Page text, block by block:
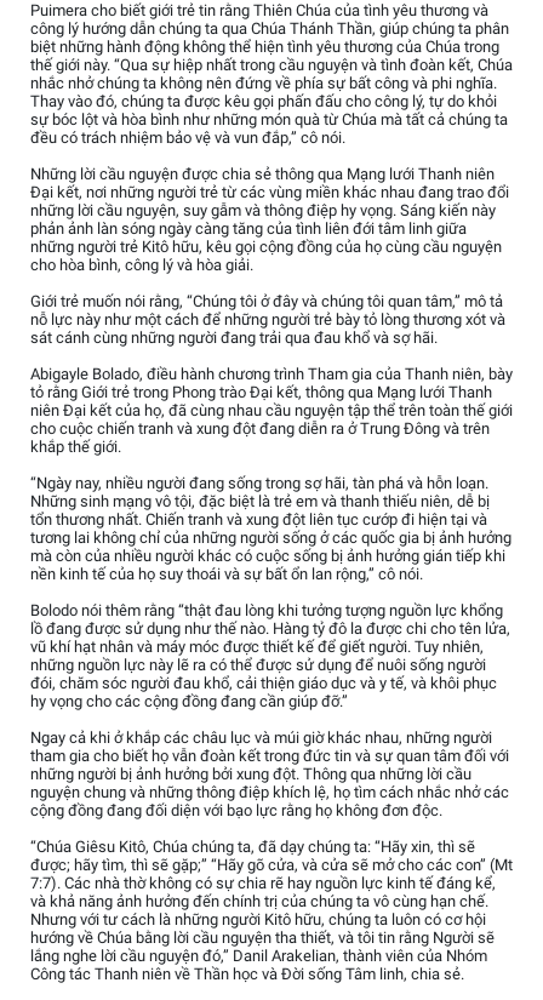
Puimera cho biết giới trẻ tin rằng Thiên Chúa của tình yêu thương và
công lý hướng dẫn chúng ta qua Chúa Thánh Thần, giúp chúng ta phân
biệt những hành động không thể hiện tình yêu thương của Chúa trong
thế giới này. “Qua sự hiệp nhất trong cầu nguyện và tình đoàn kết, Chúa
nhắc nhở chúng ta không nên đứng về phía sự bất công và phi nghĩa.
Thay vào đó, chúng ta được kêu gọi phấn đấu cho công lý, tự do khỏi
sự bóc lột và hòa bình như những món quà từ Chúa mà tất cả chúng ta
đều có trách nhiệm bảo vệ và vun đắp,” cô nói.
Những lời cầu nguyện được chia sẻ thông qua Mạng lưới Thanh niên
Đại kết, nơi những người trẻ từ các vùng miền khác nhau đang trao đổi
những lời cầu nguyện, suy gẫm và thông điệp hy vọng. Sáng kiến này
phản ảnh làn sóng ngày càng tăng của tình liên đới tâm linh giữa
những người trẻ Kitô hữu, kêu gọi cộng đồng của họ cùng cầu nguyện
cho hòa bình, công lý và hòa giải.
Giới trẻ muốn nói rằng, “Chúng tôi ở đây và chúng tôi quan tâm,” mô tả
nỗ lực này như một cách để những người trẻ bày tỏ lòng thương xót và
sát cánh cùng những người đang trải qua đau khổ và sợ hãi.
Abigayle Bolado, điều hành chương trình Tham gia của Thanh niên, bày
tỏ rằng Giới trẻ trong Phong trào Đại kết, thông qua Mạng lưới Thanh
niên Đại kết của họ, đã cùng nhau cầu nguyện tập thể trên toàn thế giới
cho cuộc chiến tranh và xung đột đang diễn ra ở Trung Đông và trên
khắp thế giới.
“Ngày nay, nhiều người đang sống trong sợ hãi, tàn phá và hỗn loạn.
Những sinh mạng vô tội, đặc biệt là trẻ em và thanh thiếu niên, dễ bị
tổn thương nhất. Chiến tranh và xung đột liên tục cướp đi hiện tại và
tương lai không chỉ của những người sống ở các quốc gia bị ảnh hưởng
mà còn của nhiều người khác có cuộc sống bị ảnh hưởng gián tiếp khi
nền kinh tế của họ suy thoái và sự bất ổn lan rộng,” cô nói.
Bolodo nói thêm rằng “thật đau lòng khi tưởng tượng nguồn lực khổng
lồ đang được sử dụng như thế nào. Hàng tỷ đô la được chi cho tên lửa,
vũ khí hạt nhân và máy móc được thiết kế để giết người. Tuy nhiên,
những nguồn lực này lẽ ra có thể được sử dụng để nuôi sống người
đói, chăm sóc người đau khổ, cải thiện giáo dục và y tế, và khôi phục
hy vọng cho các cộng đồng đang cần giúp đỡ.”
Ngay cả khi ở khắp các châu lục và múi giờ khác nhau, những người
tham gia cho biết họ vẫn đoàn kết trong đức tin và sự quan tâm đối với
những người bị ảnh hưởng bởi xung đột. Thông qua những lời cầu
nguyện chung và những thông điệp khích lệ, họ tìm cách nhắc nhở các
cộng đồng đang đối diện với bạo lực rằng họ không đơn độc.
“Chúa Giêsu Kitô, Chúa chúng ta, đã dạy chúng ta: “Hãy xin, thì sẽ
được; hãy tìm, thì sẽ gặp;” “Hãy gõ cửa, và cửa sẽ mở cho các con” (Mt
7:7). Các nhà thờ không có sự chia rẽ hay nguồn lực kinh tế đáng kể,
và khả năng ảnh hưởng đến chính trị của chúng ta vô cùng hạn chế.
Nhưng với tư cách là những người Kitô hữu, chúng ta luôn có cơ hội
hướng về Chúa bằng lời cầu nguyện tha thiết, và tôi tin rằng Người sẽ
lắng nghe lời cầu nguyện đó,” Danil Arakelian, thành viên của Nhóm
Công tác Thanh niên về Thần học và Đời sống Tâm linh, chia sẻ.